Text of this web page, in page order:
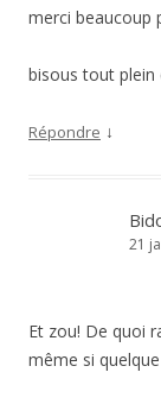
merci beaucoup
bisous tout
Répondre ↓
21
Et zou! De quoi
même si